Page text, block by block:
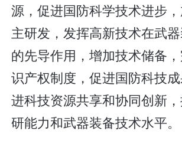
源，促进国防科学技术进步
主研发，发挥高新技术在武
的先导作用，增加技术储备
识产权制度，促进国防科技
进科技资源共享和协同创新
研能力和武器装备技术水平。